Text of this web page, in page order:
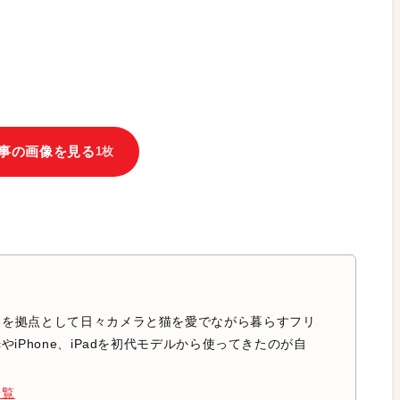
の画像を見る 1枚
拠点として日々カメラと猫を愛でながら暮らすフリ
iPhone、iPadを初代モデルから使ってきたのが自